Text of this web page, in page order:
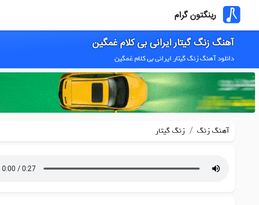
رینگتون گرام
آهنگ زنگ گیتار ایرانی بی کلام غمگین
دانلود آهنگ زنگ گیتار ایرانی بی کلام غمگین
آهنگ زنگ / زنگ گیتار